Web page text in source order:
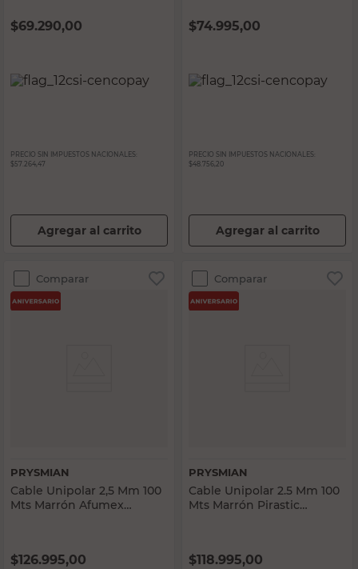
$69.290,00
PRECIO SIN IMPUESTOS NACIONALES:
$57.264,47
Agregar al carrito
$74.995,00
PRECIO SIN IMPUESTOS NACIONALES:
$48.756,20
Agregar al carrito
Comparar
PRYSMIAN
Cable Unipolar 2,5 Mm 100
Mts Marrón Afumex
$126.995,00
Comparar
PRYSMIAN
Cable Unipolar 2.5 Mm 100
Mts Marrón Pirastic
$118.995,00